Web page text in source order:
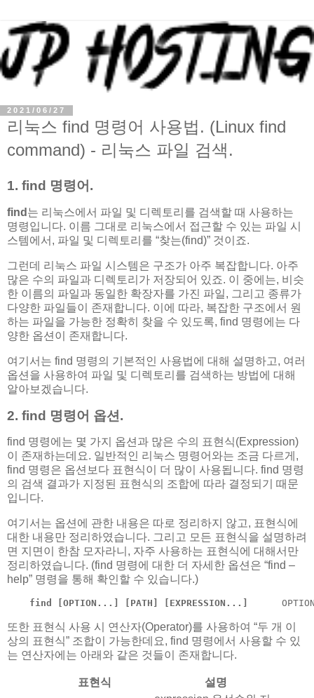
2021/06/27
리눅스 find 명령어 사용법. (Linux find
command) - 리눅스 파일 검색.
1. find 명령어.
find 는 리눅스에서 파일 및 디렉토리를 검색할 때 사용하는
명령입니다. 이름 그대로 리눅스에서 접근할 수 있는 파일 시
스템에서, 파일 및 디렉토리를 “찾는(find)” 것이죠.
그런데 리눅스 파일 시스템은 구조가 아주 복잡합니다. 아주
많은 수의 파일과 디렉토리가 저장되어 있죠. 이 중에는, 비슷
한 이름의 파일과 동일한 확장자를 가진 파일, 그리고 종류가
다양한 파일들이 존재합니다. 이에 따라, 복잡한 구조에서 원
하는 파일을 가능한 정확히 찾을 수 있도록, find 명령에는 다
양한 옵션이 존재합니다.
여기서는 find 명령의 기본적인 사용법에 대해 설명하고, 여러
옵션을 사용하여 파일 및 디렉토리를 검색하는 방법에 대해
알아보겠습니다.
2. find 명령어 옵션.
find 명령에는 몇 가지 옵션과 많은 수의 표현식(Expression)
이 존재하는데요. 일반적인 리눅스 명령어와는 조금 다르게,
find 명령은 옵션보다 표현식이 더 많이 사용됩니다. find 명령
의 검색 결과가 지정된 표현식의 조합에 따라 결정되기 때문
입니다.
여기서는 옵션에 관한 내용은 따로 정리하지 않고, 표현식에
대한 내용만 정리하였습니다. 그리고 모든 표현식을 설명하려
면 지면이 한참 모자라니, 자주 사용하는 표현식에 대해서만
정리하였습니다. (find 명령에 대한 더 자세한 옵션은 “find –
help” 명령을 통해 확인할 수 있습니다.)
find [OPTION...] [PATH] [EXPRESSION...]
OPTION
또한 표현식 사용 시 연산자(Operator)를 사용하여 “두 개 이
상의 표현식” 조합이 가능한데요, find 명령에서 사용할 수 있
는 연산자에는 아래와 같은 것들이 존재합니다.
표현식
설명